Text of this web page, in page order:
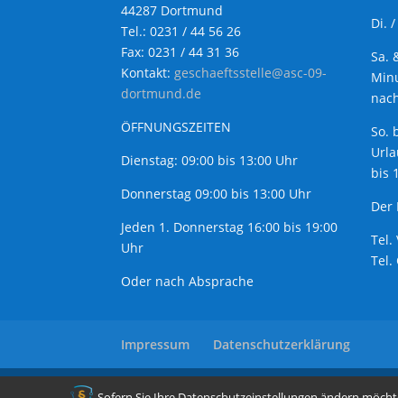
44287 Dortmund
Tel.: 0231 / 44 56 26
Fax: 0231 / 44 31 36
Kontakt:geschaeftsstelle@asc-09-
dortmund.de
ÖFFNUNGSZEITEN
Dienstag: 09:00 bis 13:00 Uhr
Donnerstag 09:00 bis 13:00 Uhr
Jeden 1. Donnerstag 16:00 bis 19:00
Uhr
Oder nach Absprache
Di.
Sa.
So.
bis
Der
Tel.
Tel.
Impressum Datenschutzerklärung
copyright: ASC 09 Aplerbeck - 2020